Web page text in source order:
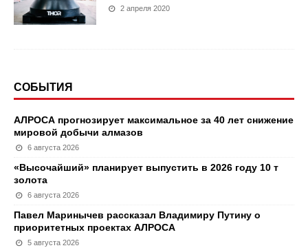
2 апреля 2020
СОБЫТИЯ
АЛРОСА прогнозирует максимальное за 40 лет снижение
мировой добычи алмазов
6 августа 2026
«Высочайший» планирует выпустить в 2026 году 10 т
золота
6 августа 2026
Павел Маринычев рассказал Владимиру Путину о
приоритетных проектах АЛРОСА
5 августа 2026